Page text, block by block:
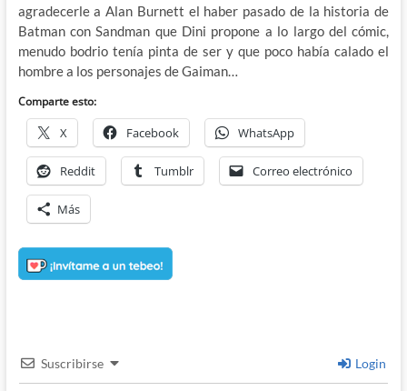
agradecerle a Alan Burnett el haber pasado de la historia de
Batman con Sandman que Dini propone a lo largo del cómic,
menudo bodrio tenía pinta de ser y que poco había calado el
hombre a los personajes de Gaiman…
Comparte esto:
X Facebook WhatsApp
Reddit Tumblr Correo electrónico
Más
Suscribirse Login